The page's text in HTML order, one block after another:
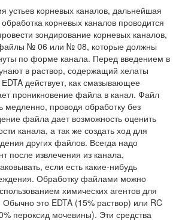
устьев корневых каналов, дальнейшая
корневых каналов проводится
зондирование корневых каналов,
файлы № 06 или № 08, которые должны
по форме канала. Перед введением в
в раствор, содержащий хелаты
действует, как смазывающее
проникновение файла в канал. Файл
медленно, проводя обработку без
файла дает возможность оценить
канала, а так же создать ход для
других файлов. Всегда надо
после извлечения из канала,
если есть какие-нибудь
Обработку файлами можно
химических агентов для
это EDTA (15% раствор) или RC
пероксид мочевины). Эти средства